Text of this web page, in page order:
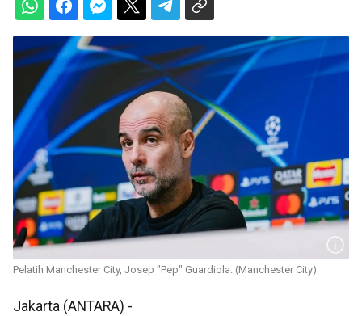
Pelatih Manchester City, Josep "Pep" Guardiola. (Manchester City)
Jakarta (ANTARA) -